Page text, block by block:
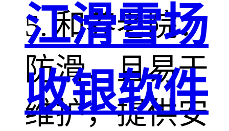
5. 和养老院：
防滑、且易于
维护，提供安
江滑雪场
收银软件